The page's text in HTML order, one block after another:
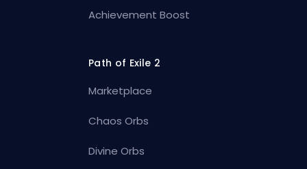
Achievement Boost
Path of Exile 2
Marketplace
Chaos Orbs
Divine Orbs